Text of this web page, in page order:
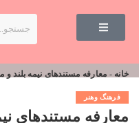
خانه - معارفه مستندهای نیمه بلند و
فرهنگ وهنر
معارفه مستندهای